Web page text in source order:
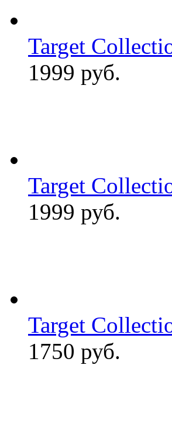
Target
1999 руб.
Target
1999 руб.
Target
1750 руб.